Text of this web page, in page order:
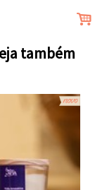
.
também